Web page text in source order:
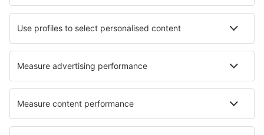
Hotels in Fushan Hotels in Radicofani
Hotels in Hüllhorst
Beste hotels - regio's
Hotels in Bodrum Hotels in Turkije
Hotels in Central Anatolia Hotels in Southeastern Anatolia